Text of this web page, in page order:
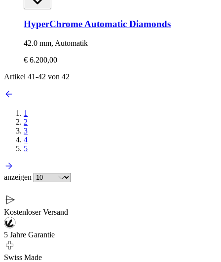
HyperChrome Automatic Diamonds
42.0 mm, Automatik
€ 6.200,00
Artikel 41-42 von 42
1
2
3
4
5
anzeigen
Kostenloser Versand
5 Jahre Garantie
Swiss Made